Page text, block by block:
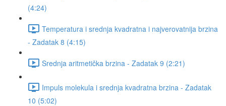
(4:24)
Temperatura i srednja kvadratna i najverovatnija brzina
- Zadatak 8 (4:15)
Srednja aritmetička brzina - Zadatak 9 (2:21)
Impuls molekula i srednja kvadratna brzina - Zadatak
10 (5:02)